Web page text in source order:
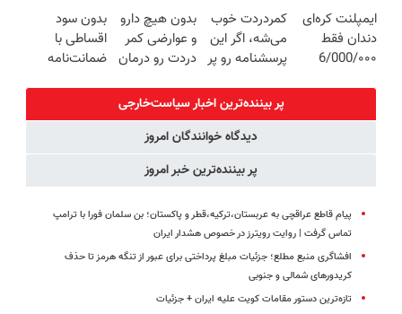
ایران
برگردون
(40%off)
ایمپلنت کره‌ای
دندان فقط
6/000/۰۰۰
کمردردت خوب
می‌شه، اگر این
پرسشنامه رو پر
بدون هیچ دارو
و عوارضی کمر
دردت رو درمان
(پرسش‌نامه)
بدون سود
اقساطی با
ضمانت‌نامه
پر بیننده‌ترین اخبار سیاست‌خارجی
دیدگاه خوانندگان امروز
پر بیننده‌ترین خبر امروز
پیام قاطع عراقچی به عربستان،‌ترکیه،‌قطر و پاکستان؛ بن سلمان فورا با ترامپ
تماس گرفت | روایت رویترز در خصوص هشدار ایران
افشاگری منبع مطلع؛ جزئیات مبلغ پرداختی برای عبور از تنگه هرمز تا حذف
کریدورهای شمالی و جنوبی
تازه‌ترین دستور مقامات کویت علیه ایران + جزئیات